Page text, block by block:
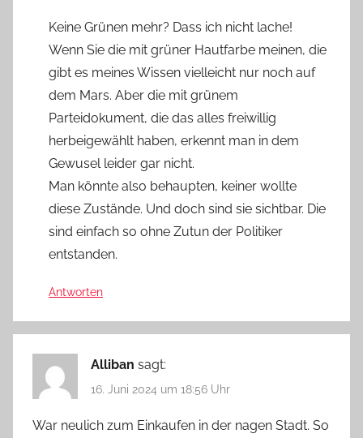
Keine Grünen mehr? Dass ich nicht lache!
Wenn Sie die mit grüner Hautfarbe meinen, die
gibt es meines Wissen vielleicht nur noch auf
dem Mars. Aber die mit grünem
Parteidokument, die das alles freiwillig
herbeigewählt haben, erkennt man in dem
Gewusel leider gar nicht.
Man könnte also behaupten, keiner wollte
diese Zustände. Und doch sind sie sichtbar. Die
sind einfach so ohne Zutun der Politiker
entstanden.
Antworten
Alliban sagt:
16. Juni 2024 um 18:56 Uhr
War neulich zum Einkaufen in der nagen Stadt. So